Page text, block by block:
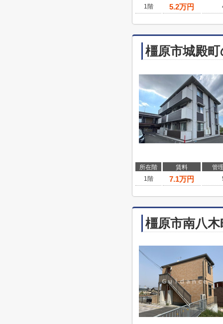
1階
5.2万円
橿原市城殿
所在階 賃料
管
1階
7.1万円
橿原市南八